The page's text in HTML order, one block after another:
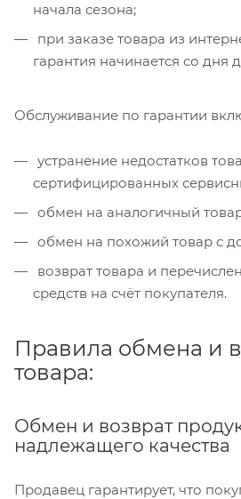
начала сезона;
при заказе товара из
гарантия начинается со дня
Обслуживание по гарантии
устранение недостатков
сертифицированных
обмен на аналогичный
обмен на похожий товар с
возврат товара и
средств на счёт покупателя.
Правила обмена и
товара:
Обмен и возврат
надлежащего качества
Продавец гарантирует, что